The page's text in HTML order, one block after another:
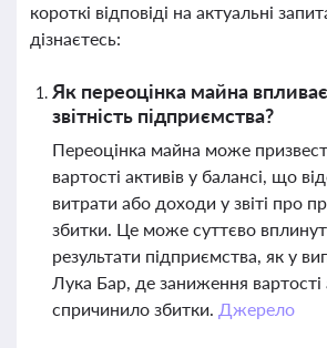
короткі відповіді на актуальні
дізнаєтесь:
Як переоцінка майна
звітність підприємства?
Переоцінка майна може
вартості активів у балансі, що
витрати або доходи у звіті про
збитки. Це може суттєво
результати підприємства, як у
Лука Бар, де заниження вартості
спричинило збитки. Джерело